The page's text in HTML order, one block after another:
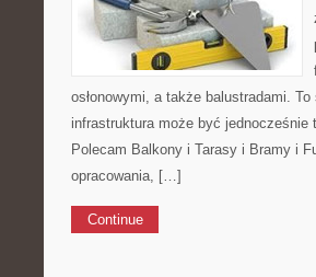
osłonowymi, a także balustradami.
infrastruktura może być jednocześnie
Polecam Balkony i Tarasy i Bramy i
opracowania, […]
Continue